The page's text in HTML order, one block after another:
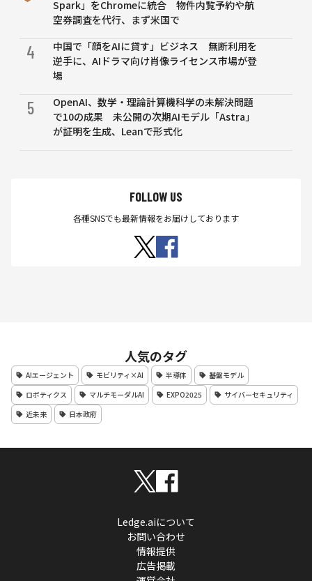
Spark」をChromeに統合 物件内覧予約や航
空券調査を代行、まず米国で
4
中国で「顔をAIに貸す」ビジネス 無断利用を
逆手に、AIドラマ向け肖像ライセンス市場が登
場
5
OpenAI、数学・理論計算機科学の未解決問題
で10の成果 未公開の次期AIモデル「Astra」
が証明を生成、Leanで形式化
FOLLOW US
各種SNSでも最新情報をお届けしております
人気のタグ
AIエージェント モビリティ×AI 半導体
基盤モデル
ロボティクス
マルチモーダルAI EXPO2025
サイバーセキュリティ
近未来
日本政府
Ledge.aiについて
お問い合わせ
情報提供
広告掲載